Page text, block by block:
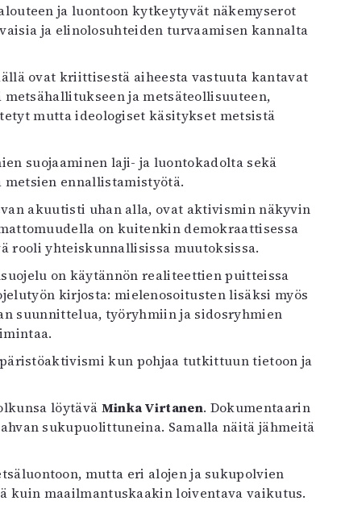
ja luontoon kytkeytyvät näkemyserot
ja elinolosuhteiden turvaamisen kannalta
ovat kriittisestä aiheesta vastuuta kantavat
ja metsäteollisuuteen,
mutta ideologiset käsitykset metsistä
suojaaminen laji- ja luontokadolta sekä
ennallistamistyötä.
akuutisti uhan alla, ovat aktivismin näkyvin
on kuitenkin demokraattisessa
rooli yhteiskunnallisissa muutoksissa.
on käytännön realiteettien puitteissa
kirjosta: mielenosoitusten lisäksi myös
suunnittelua, työryhmiin ja sidosryhmien
kun pohjaa tutkittuun tietoon ja
löytävä Minka Virtanen. Dokumentaarin
sukupuolittuneina. Samalla näitä jähmeitä
mutta eri alojen ja sukupolvien
kuin maailmantuskaakin loiventava vaikutus.